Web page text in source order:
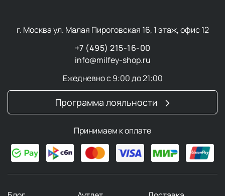
г. Москва ул. Малая Пироговская 16, 1 этаж, офис 12
+7 (495) 215-16-00
info@milfey-shop.ru
Ежедневно с 9:00 до 21:00
Программа лояльности
Принимаем к оплате